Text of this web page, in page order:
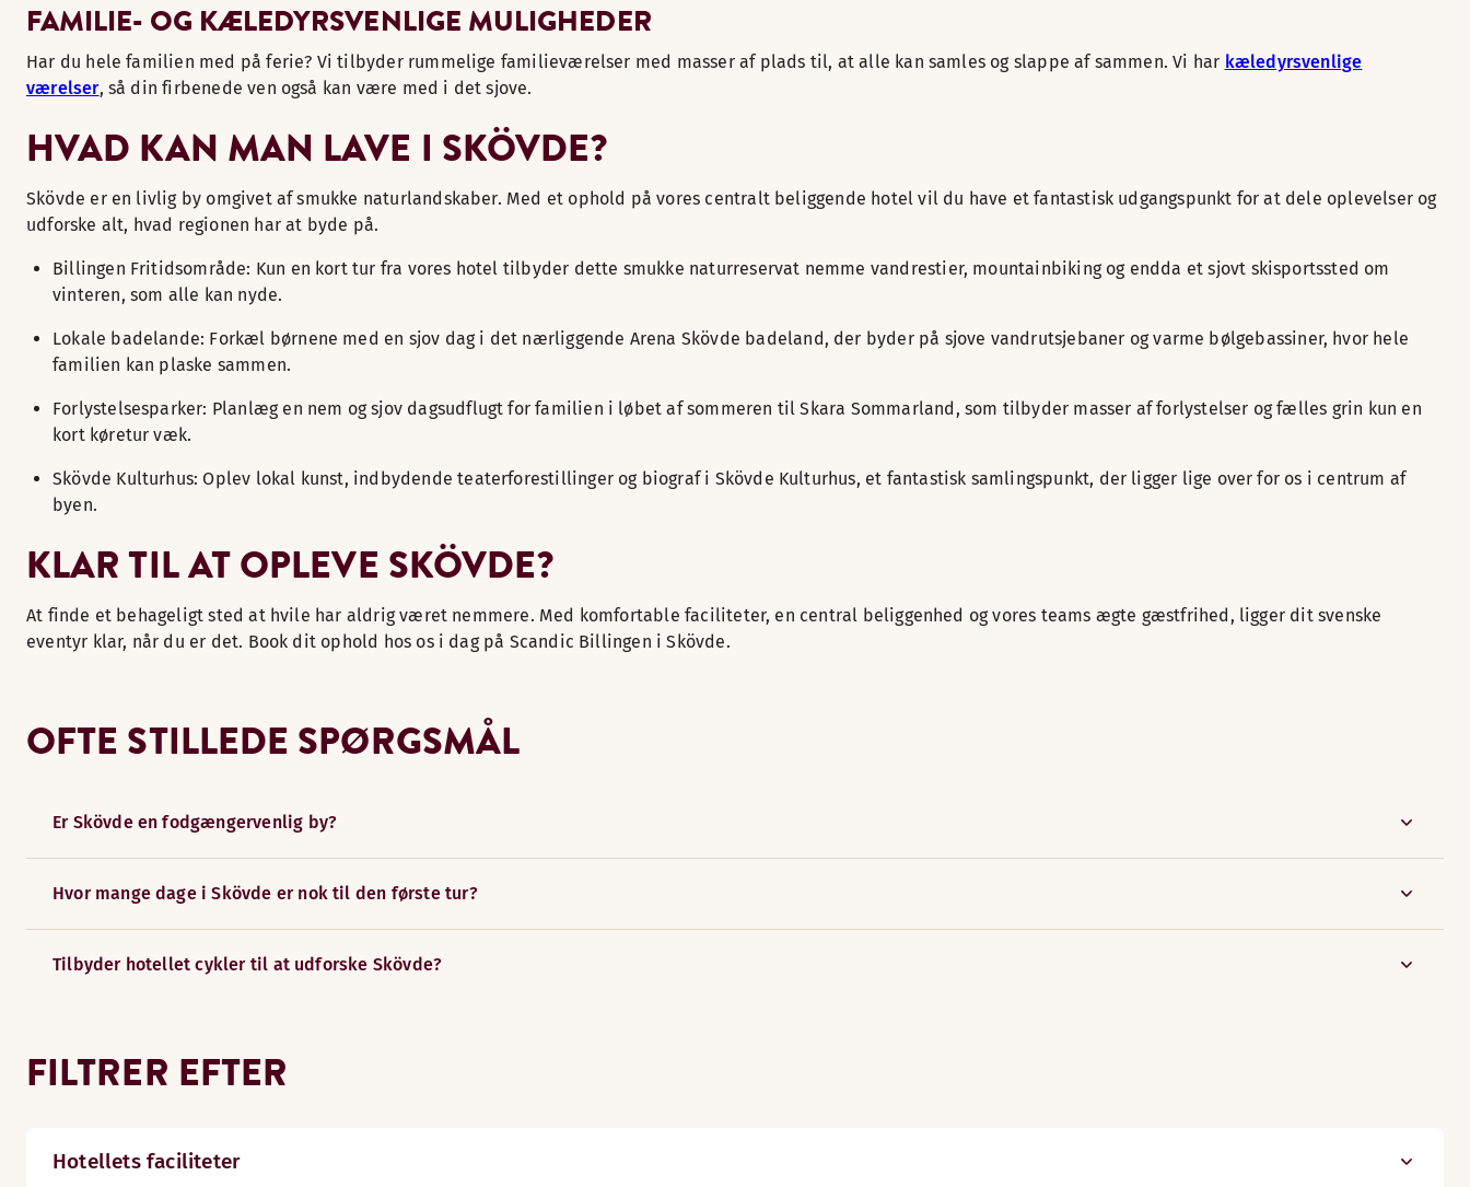
FAMILIE- OG KÆLEDYRSVENLIGE MULIGHEDER
Har du hele familien med på ferie? Vi tilbyder rummelige familieværelser med masser af plads til, at alle kan samles og slappe af sammen. Vi har kæledyrsvenlige
værelser, så din firbenede ven også kan være med i det sjove.
HVAD KAN MAN LAVE I SKÖVDE?
Skövde er en livlig by omgivet af smukke naturlandskaber. Med et ophold på vores centralt beliggende hotel vil du have et fantastisk udgangspunkt for at dele oplevelser og
udforske alt, hvad regionen har at byde på.
Billingen Fritidsområde: Kun en kort tur fra vores hotel tilbyder dette smukke naturreservat nemme vandrestier, mountainbiking og endda et sjovt skisportssted om
vinteren, som alle kan nyde.
Lokale badelande: Forkæl børnene med en sjov dag i det nærliggende Arena Skövde badeland, der byder på sjove vandrutsjebaner og varme bølgebassiner, hvor hele
familien kan plaske sammen.
Forlystelsesparker: Planlæg en nem og sjov dagsudflugt for familien i løbet af sommeren til Skara Sommarland, som tilbyder masser af forlystelser og fælles grin kun en
kort køretur væk.
Skövde Kulturhus: Oplev lokal kunst, indbydende teaterforestillinger og biograf i Skövde Kulturhus, et fantastisk samlingspunkt, der ligger lige over for os i centrum af
byen.
KLAR TIL AT OPLEVE SKÖVDE?
At finde et behageligt sted at hvile har aldrig været nemmere. Med komfortable faciliteter, en central beliggenhed og vores teams ægte gæstfrihed, ligger dit svenske
eventyr klar, når du er det. Book dit ophold hos os i dag på Scandic Billingen i Skövde.
OFTE STILLEDE SPØRGSMÅL
Er Skövde en fodgængervenlig by?
Hvor mange dage i Skövde er nok til den første tur?
Tilbyder hotellet cykler til at udforske Skövde?
FILTRER EFTER
Hotellets faciliteter